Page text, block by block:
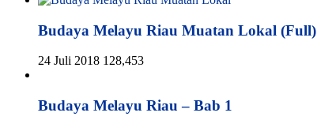
Budaya Melayu Riau Muatan Lokal (Full)
24 Juli 2018 128,453
Budaya Melayu Riau – Bab 1